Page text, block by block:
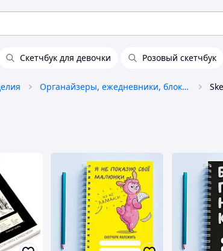
Скетчбук для девочки Розовый скетчбук
Органайзеры, ежедневники, блокноты